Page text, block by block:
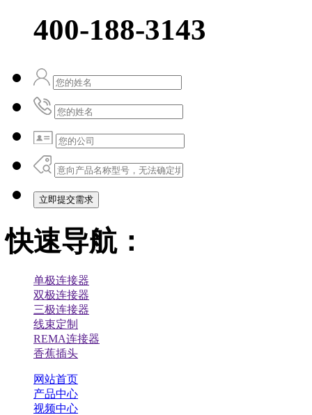
400-188-3143
立即提交需求
快速导航：
单极连接器
双极连接器
三极连接器
线束定制
REMA连接器
香蕉插头
网站首页
产品中心
视频中心